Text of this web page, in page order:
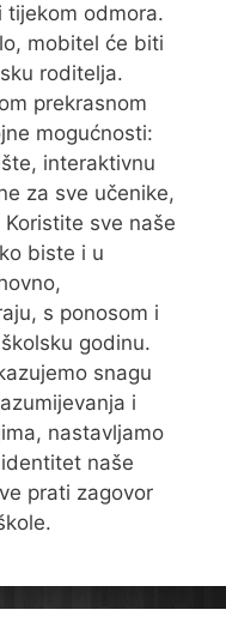
tijekom odmora.
mobitel će biti
roditelja.
prekrasnom
mogućnosti:
interaktivnu
za sve učenike,
sve naše
biste i u
s ponosom i
godinu.
snagu
i
nastavljamo
naše
prati zagovor